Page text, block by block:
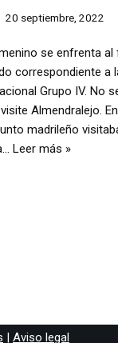
20 septiembre, 2022
se enfrenta al
correspondiente a
Grupo IV. No
Almendralejo.
madrileño
Leer más »
| Aviso legal